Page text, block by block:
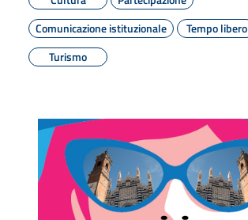
Comunicazione istituzionale
Tempo libero
Turismo